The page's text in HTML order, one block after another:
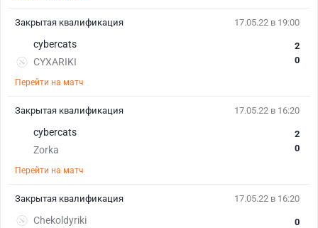
17.05.22 в 19:00
cybercats
CYXARIKI
2
0
Перейти на матч
Закрытая квалификация
17.05.22 в 16:20
cybercats
Zorka
2
0
Перейти на матч
Закрытая квалификация
17.05.22 в 16:20
Chekoldyriki
0
Закрытая квалификация